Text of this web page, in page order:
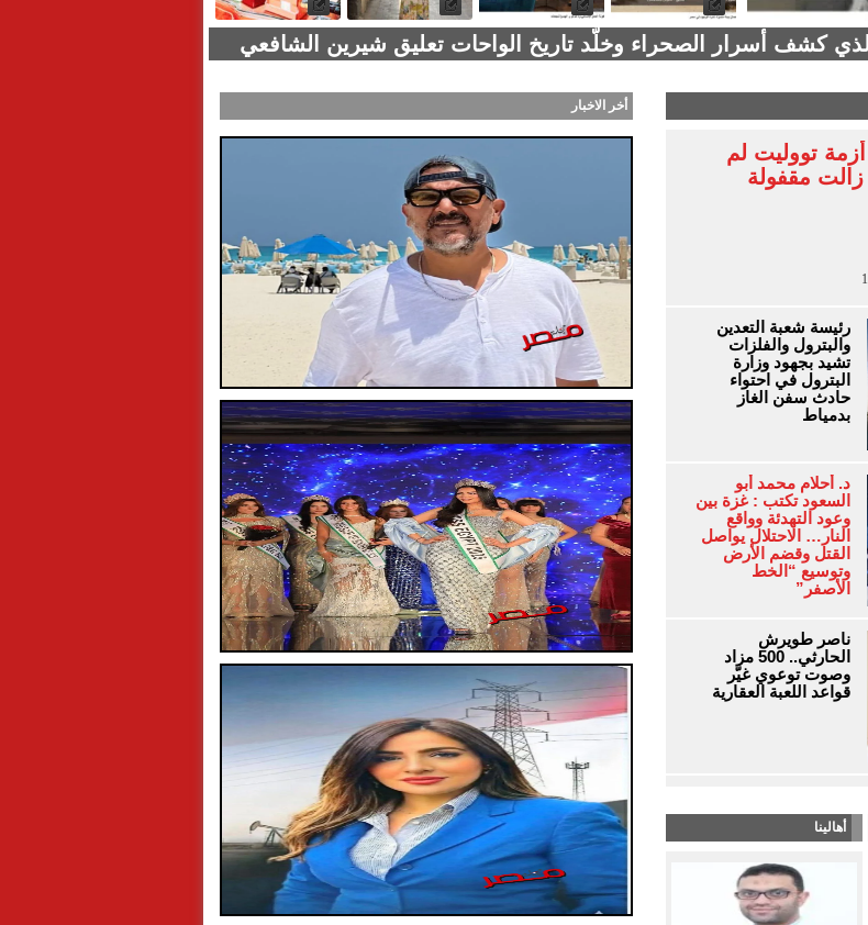
كشف أسرار الصحراء وخلّد تاريخ الواحات تعليق شيرين الشافعي
تووليت لم
زالت مقفولة
رئيسة شعبة التعدين
والبترول والفلزات
تشيد بجهود وزارة
البترول في احتواء
حادث سفن الغاز
بدمياط
د. أحلام محمد أبو
السعود تكتب : غزة بين
وعود التهدئة وواقع
النار… الاحتلال يواصل
القتل وقضم الأرض
وتوسيع “الخط
الأصفر”
ناصر طويرش
الحارثي.. 500 مزاد
وصوت توعوي غيّر
قواعد اللعبة العقارية
أهالينا
أخر الاخبار